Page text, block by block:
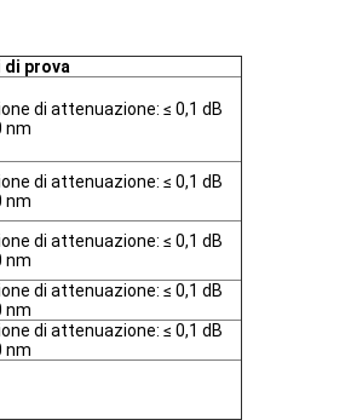
prova
di attenuazione: ≤ 0,1 dB
nm
di attenuazione: ≤ 0,1 dB
nm
di attenuazione: ≤ 0,1 dB
nm
di attenuazione: ≤ 0,1 dB
nm
di attenuazione: ≤ 0,1 dB
nm